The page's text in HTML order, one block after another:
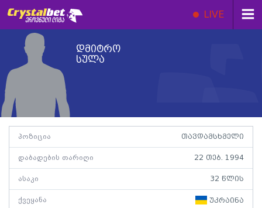
LIVE
დმიტრო
სულა
პოზიცია თავდამსხმელი
დაბადების თარიღი 22 თებ. 1994
ასაკი 32 წლის
ქვეყანა უკრაინა